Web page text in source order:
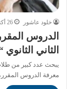
خلود عاشور 26 أكتوبر، 2023
الدروس
الثاني
يبحث عدد كبير من
معرفة الدروس